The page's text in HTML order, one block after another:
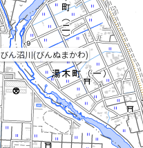
びん沼川(びんぬまかわ)